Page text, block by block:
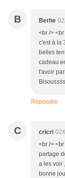
B Berhe
<br />
c'est à la
belles
cadeau
t'avoir
Répondre
C cricri 02/
<br />
partage
a les voir
bonne